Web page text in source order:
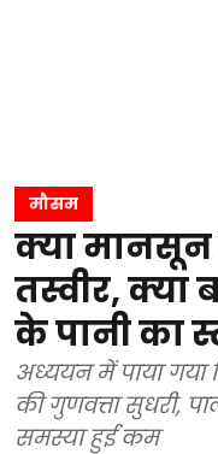
मौसम
क्या
तस्वीर, क्या
के पानी का
अध्ययन में पाया
की गुणवत्ता सुधरी,
समस्या हुई कम